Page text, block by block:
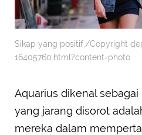
Sikap yang positif./Copyright
16405760.html?content=photo
Aquarius dikenal sebagai
yang jarang disorot
mereka dalam